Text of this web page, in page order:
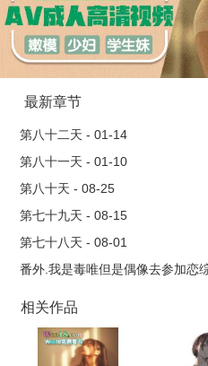
所以，明明在最亲密的时候，还
上一个又一个精神标记，也是可
都是，女a无jj
最新章节
第八十二天 - 01-14
第八十一天 - 01-10
第八十天 - 08-25
第七十九天 - 08-15
第七十八天 - 08-01
番外.我是毒唯但是偶像去参加恋
相关作品